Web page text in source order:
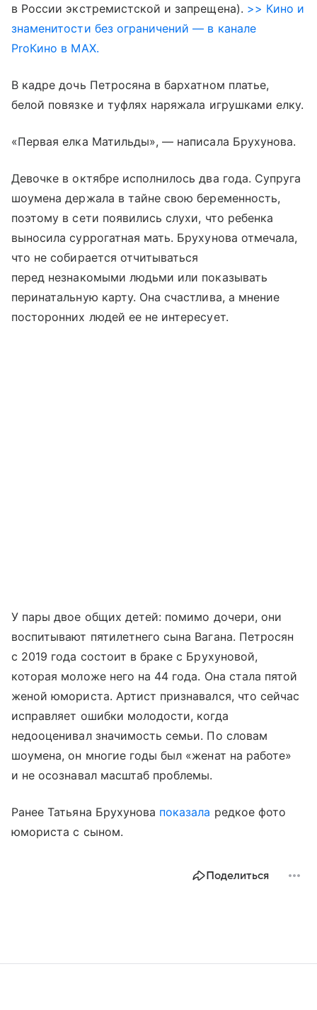
в России экстремистской и запрещена). >> Кино и
знаменитости без ограничений — в канале
ProКино в MAX.
В кадре дочь Петросяна в бархатном платье,
белой повязке и туфлях наряжала игрушками елку.
«Первая елка Матильды», — написала Брухунова.
Девочке в октябре исполнилось два года. Супруга
шоумена держала в тайне свою беременность,
поэтому в сети появились слухи, что ребенка
выносила суррогатная мать. Брухунова отмечала,
что не собирается отчитываться
перед незнакомыми людьми или показывать
перинатальную карту. Она счастлива, а мнение
посторонних людей ее не интересует.
У пары двое общих детей: помимо дочери, они
воспитывают пятилетнего сына Вагана. Петросян
с 2019 года состоит в браке с Брухуновой,
которая моложе него на 44 года. Она стала пятой
женой юмориста. Артист признавался, что сейчас
исправляет ошибки молодости, когда
недооценивал значимость семьи. По словам
шоумена, он многие годы был «женат на работе»
и не осознавал масштаб проблемы.
Ранее Татьяна Брухунова показала редкое фото
юмориста с сыном.
Поделиться